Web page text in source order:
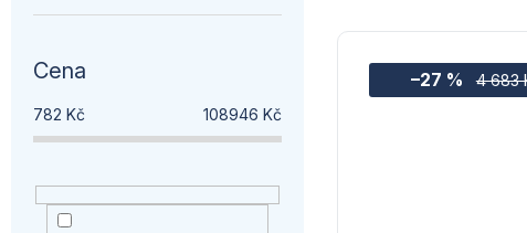
Cena
782 Kč 108946 Kč
4 683
–27 %